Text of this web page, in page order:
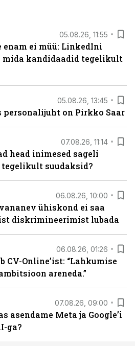
05.08.26, 11:55
enam ei müü: LinkedIni
kandidaadid tegelikult
05.08.26, 13:45
personalijuht on Pirkko Saar
07.08.26, 11:14
head inimesed sageli
suudaksid?
06.08.26, 10:00
ühiskond ei saa
diskrimineerimist lubada
06.08.26, 01:26
CV-Online’ist: “Lahkumise
areneda.”
07.08.26, 09:00
asendame Meta ja Google’i
ga?